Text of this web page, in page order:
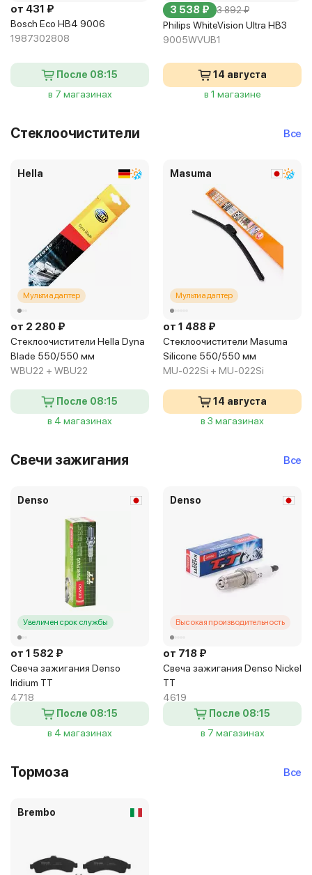
от 431 ₽
Bosch Eco HB4 9006
1987302808
После 08:15
в 7 магазинах
3 538 ₽ 3 892 ₽
Philips WhiteVision Ultra HB3
9005WVUB1
14 августа
в 1 магазине
Стеклоочистители Все
Hella
Мультиадаптер
от 2 280 ₽
Стеклоочистители Hella Dyna
Blade 550/550 мм
WBU22 + WBU22
После 08:15
в 4 магазинах
Masuma
Мультиадаптер
от 1 488 ₽
Стеклоочистители Masuma
Silicone 550/550 мм
MU-022Si + MU-022Si
14 августа
в 3 магазинах
Свечи зажигания Все
Denso
Увеличен срок службы
от 1 582 ₽
Свеча зажигания Denso
Iridium TT
4718
После 08:15
в 4 магазинах
Denso
Высокая производительность
от 718 ₽
Свеча зажигания Denso Nickel
TT
4619
После 08:15
в 7 магазинах
Тормоза Все
Brembo